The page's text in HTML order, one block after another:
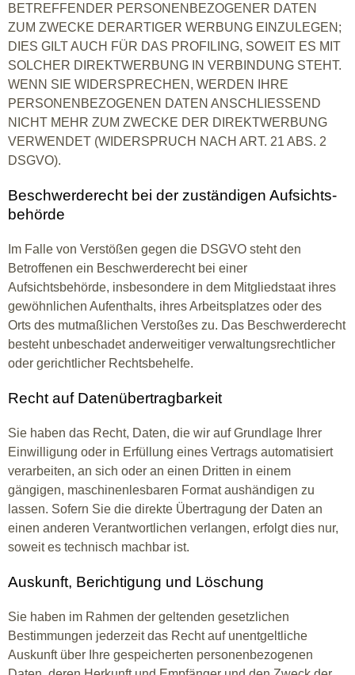
BETREFFENDER PERSONENBEZOGENER DATEN
ZUM ZWECKE DERARTIGER WERBUNG EINZULEGEN;
DIES GILT AUCH FÜR DAS PROFILING, SOWEIT ES MIT
SOLCHER DIREKTWERBUNG IN VERBINDUNG STEHT.
WENN SIE WIDERSPRECHEN, WERDEN IHRE
PERSONENBEZOGENEN DATEN ANSCHLIESSEND
NICHT MEHR ZUM ZWECKE DER DIREKTWERBUNG
VERWENDET (WIDERSPRUCH NACH ART. 21 ABS. 2
DSGVO).
Beschwerde­recht bei der zuständigen Aufsichts­
behörde
Im Falle von Verstößen gegen die DSGVO steht den
Betroffenen ein Beschwerderecht bei einer
Aufsichtsbehörde, insbesondere in dem Mitgliedstaat ihres
gewöhnlichen Aufenthalts, ihres Arbeitsplatzes oder des
Orts des mutmaßlichen Verstoßes zu. Das Beschwerderecht
besteht unbeschadet anderweitiger verwaltungsrechtlicher
oder gerichtlicher Rechtsbehelfe.
Recht auf Daten­übertrag­barkeit
Sie haben das Recht, Daten, die wir auf Grundlage Ihrer
Einwilligung oder in Erfüllung eines Vertrags automatisiert
verarbeiten, an sich oder an einen Dritten in einem
gängigen, maschinenlesbaren Format aushändigen zu
lassen. Sofern Sie die direkte Übertragung der Daten an
einen anderen Verantwortlichen verlangen, erfolgt dies nur,
soweit es technisch machbar ist.
Auskunft, Berichtigung und Löschung
Sie haben im Rahmen der geltenden gesetzlichen
Bestimmungen jederzeit das Recht auf unentgeltliche
Auskunft über Ihre gespeicherten personenbezogenen